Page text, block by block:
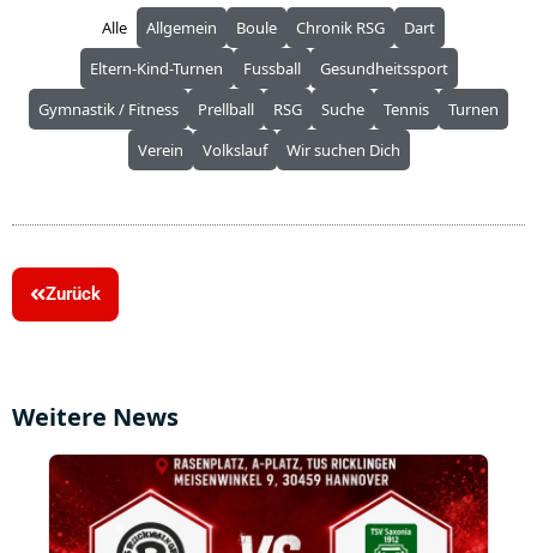
Allgemein Boule Chronik RSG
Dart
Eltern-Kind-Turnen
Fussball
Gesundheitssport
Gymnastik / Fitness
Prellball RSG Suche Tennis
Turnen
Verein
Volkslauf Wir suchen Dich
Alle
Zurück
Weitere News